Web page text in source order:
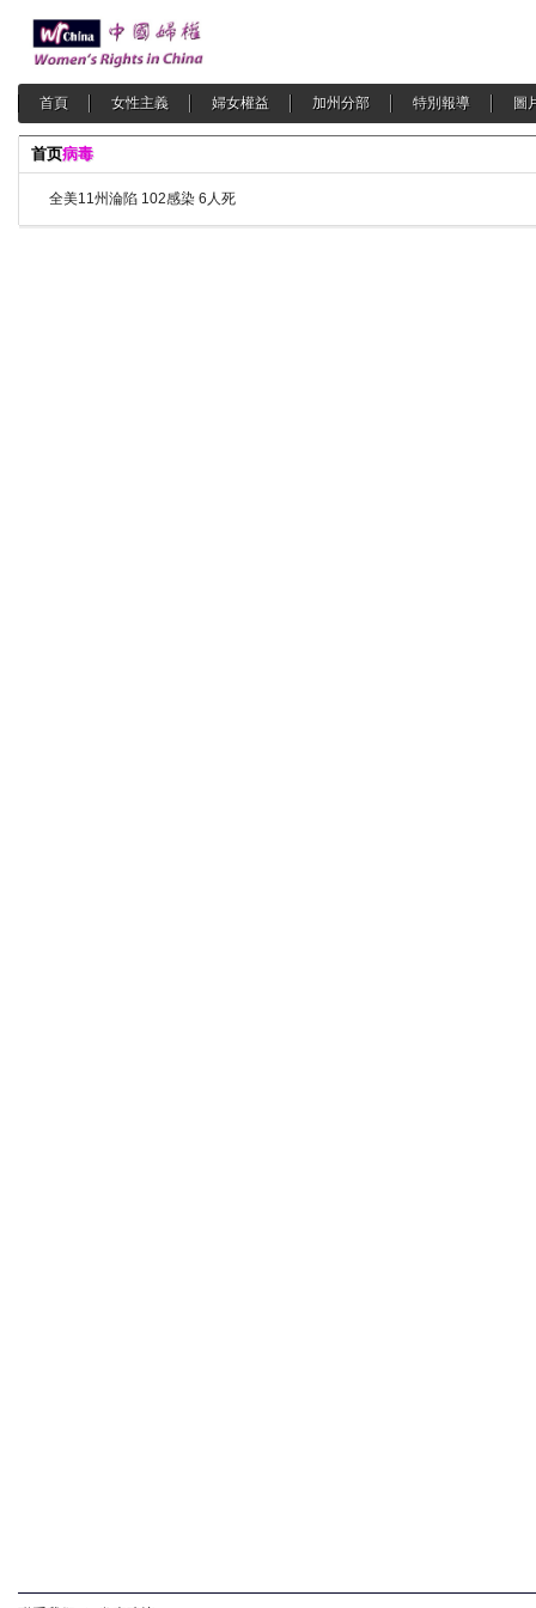
首頁 女性主義 婦女權益 加州分部 特別報導 圖
首页病毒
全美11州淪陷 102感染 6人死